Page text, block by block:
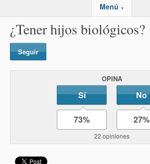
Menú ▼
¿Tener hijos biológicos?
Seguir
OPINA
Sí No
73% 27%
22 opiniones